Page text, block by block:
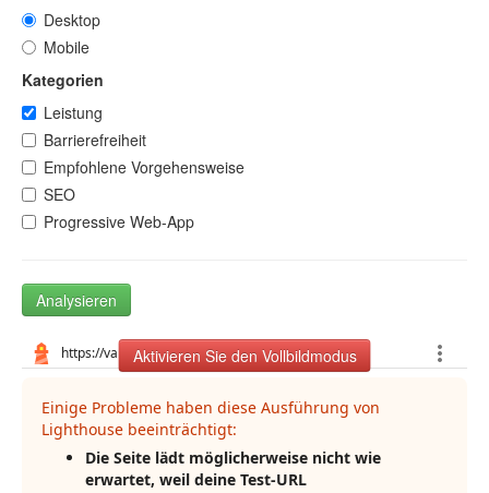
Desktop
Mobile
Kategorien
Leistung
Barrierefreiheit
Empfohlene Vorgehensweise
SEO
Progressive Web-App
Analysieren
Aktivieren Sie den Vollbildmodus